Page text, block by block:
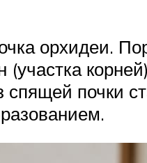
орхидеи.
(участка
почки